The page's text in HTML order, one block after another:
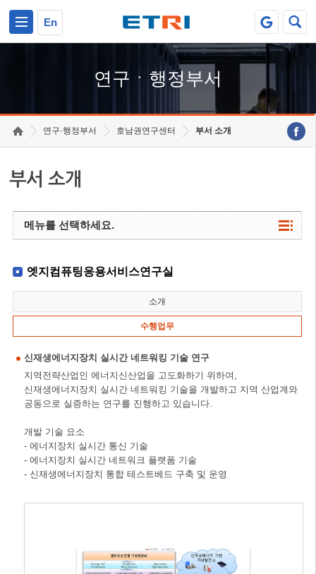
En
연구ㆍ행정부서
연구·행정부서 호남권연구센터 부서 소개
부서 소개
메뉴를 선택하세요.
엣지컴퓨팅응용서비스연구실
소개
수행업무
신재생에너지장치 실시간 네트워킹 기술 연구
지역전략산업인 에너지신산업을 고도화하기 위하여,
신재생에너지장치 실시간 네트워킹 기술을 개발하고 지역 산업계와
공동으로 실증하는 연구를 진행하고 있습니다.
개발 기술 요소
- 에너지장치 실시간 통신 기술
- 에너지장치 실시간 네트워크 플랫폼 기술
- 신재생에너지장치 통합 테스트베드 구축 및 운영